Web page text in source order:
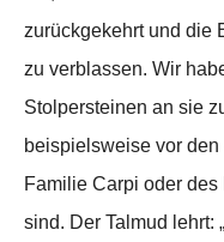
zurückgekehrt und die
zu verblassen. Wir
Stolpersteinen an sie
beispielsweise vor
Familie Carpi oder
sind. Der Talmud lehrt: